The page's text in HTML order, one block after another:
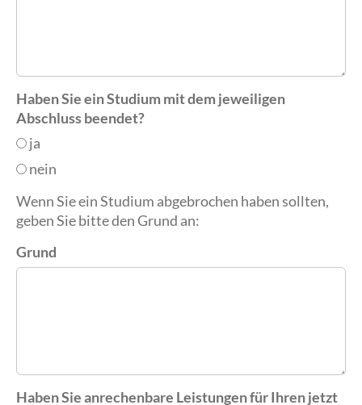
Haben Sie ein Studium mit dem jeweiligen
Abschluss beendet?
ja
nein
Wenn Sie ein Studium abgebrochen haben sollten,
geben Sie bitte den Grund an:
Grund
Haben Sie anrechenbare Leistungen für Ihren jetzt